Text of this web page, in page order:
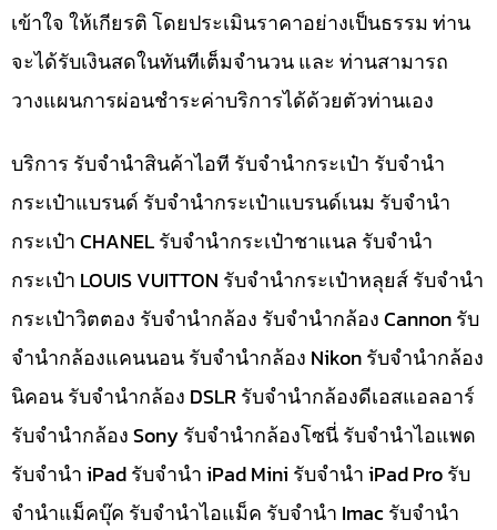
เข้าใจ ให้เกียรติ โดยประเมินราคาอย่างเป็นธรรม ท่าน
จะได้รับเงินสดในทันทีเต็มจำนวน และ ท่านสามารถ
วางแผนการผ่อนชำระค่าบริการได้ด้วยตัวท่านเอง
บริการ รับจำนำสินค้าไอที รับจำนำกระเป๋า รับจำนำ
กระเป๋าแบรนด์ รับจำนำกระเป๋าแบรนด์เนม รับจำนำ
กระเป๋า CHANEL รับจำนำกระเป๋าชาแนล รับจำนำ
กระเป๋า LOUIS VUITTON รับจำนำกระเป๋าหลุยส์ รับจำนำ
กระเป๋าวิตตอง รับจำนำกล้อง รับจำนำกล้อง Cannon รับ
จำนำกล้องแคนนอน รับจำนำกล้อง Nikon รับจำนำกล้อง
นิคอน รับจำนำกล้อง DSLR รับจำนำกล้องดีเอสแอลอาร์
รับจำนำกล้อง Sony รับจำนำกล้องโซนี่ รับจำนำไอแพด
รับจำนำ iPad รับจำนำ iPad Mini รับจำนำ iPad Pro รับ
จำนำแม็คบุ๊ค รับจำนำไอแม็ค รับจำนำ Imac รับจำนำ